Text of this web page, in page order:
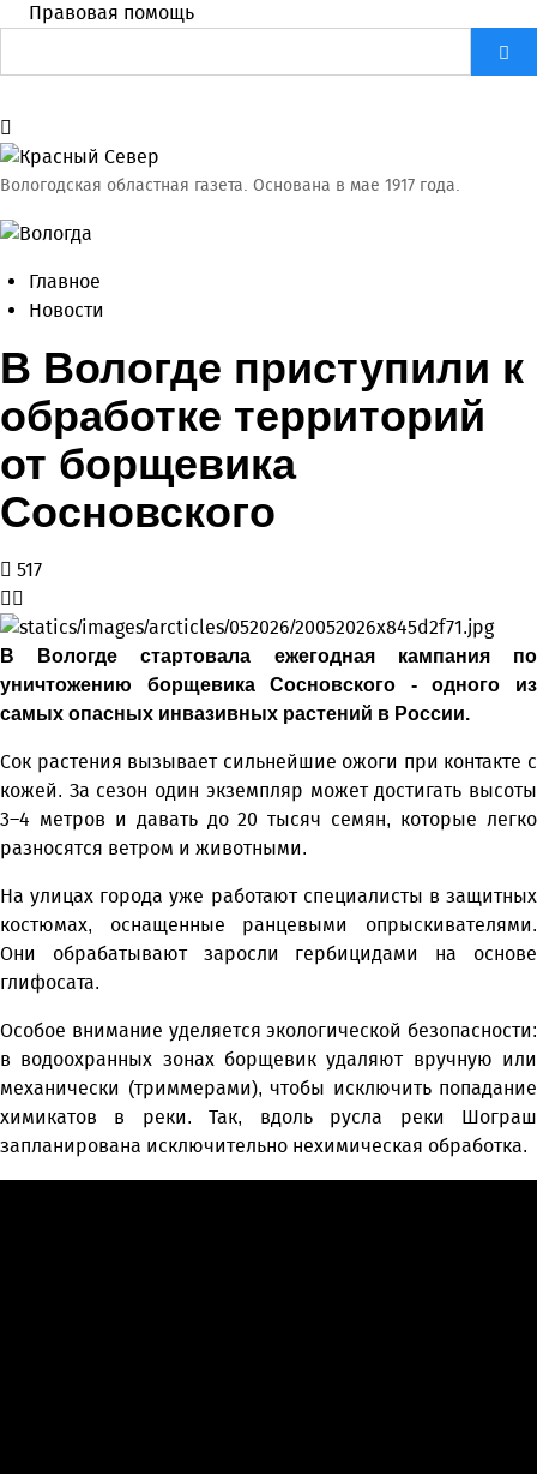
Правовая помощь
Вологодская областная газета. Основана в мае 1917 года.
Главное
Новости
В Вологде приступили к
обработке территорий
от борщевика
Сосновского
517
В Вологде стартовала ежегодная кампания по
уничтожению борщевика Сосновского - одного из
самых опасных инвазивных растений в России.
Сок растения вызывает сильнейшие ожоги при контакте с
кожей. За сезон один экземпляр может достигать высоты
3–4 метров и давать до 20 тысяч семян, которые легко
разносятся ветром и животными.
На улицах города уже работают специалисты в защитных
костюмах, оснащенные ранцевыми опрыскивателями.
Они обрабатывают заросли гербицидами на основе
глифосата.
Особое внимание уделяется экологической безопасности:
в водоохранных зонах борщевик удаляют вручную или
механически (триммерами), чтобы исключить попадание
химикатов в реки. Так, вдоль русла реки Шограш
запланирована исключительно нехимическая обработка.